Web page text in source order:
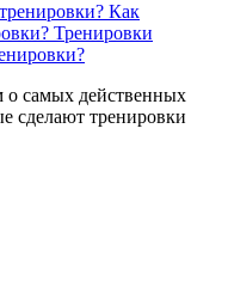
Как
Тренировки
о самых действенных
сделают тренировки